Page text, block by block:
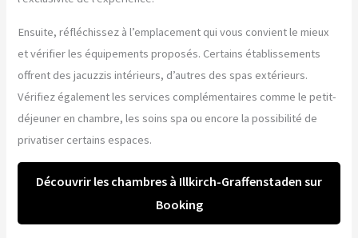
Ensuite, réfléchissez à l’emplacement qui vous convient le mieux
et vérifier les équipements proposés. Certains établissements
offrent des jacuzzis intérieurs, d’autres des spas extérieurs.
Vérifiez également les services complémentaires comme le petit-
déjeuner en chambre, les soins spa ou encore la possibilité de
privatiser certains espaces.
Découvrir les chambres à Illkirch-Graffenstaden sur
Booking